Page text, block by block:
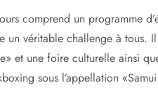
comprend un programme
un véritable challenge à tous.
et une foire culturelle ainsi
sous l’appellation